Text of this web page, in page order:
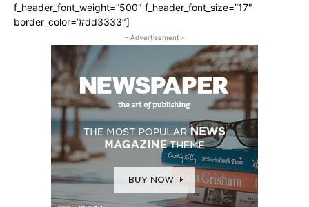
f_header_font_weight=”500″ f_header_font_size=”17″
border_color=”#dd3333″]
- Advertisement -